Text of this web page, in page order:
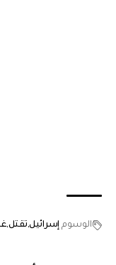
الوسوم إسرائيل تقتل